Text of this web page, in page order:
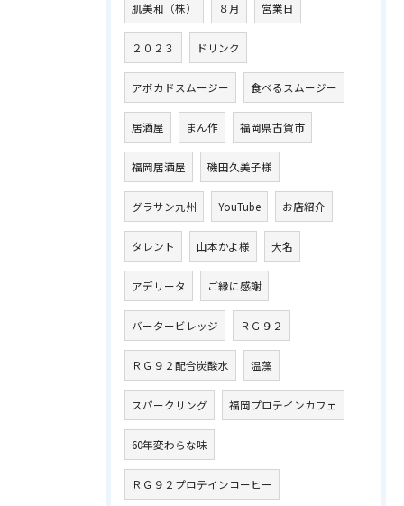
肌美和（株） ８月 営業日
２０２３ ドリンク
アボカドスムージー 食べるスムージー
居酒屋 まん作 福岡県古賀市
福岡居酒屋 磯田久美子様
グラサン九州 YouTube お店紹介
タレント 山本かよ様 大名
アデリータ ご縁に感謝
バータービレッジ ＲＧ９２
ＲＧ９２配合炭酸水 温藻
スパークリング 福岡プロテインカフェ
60年変わらな味
ＲＧ９２プロテインコーヒー